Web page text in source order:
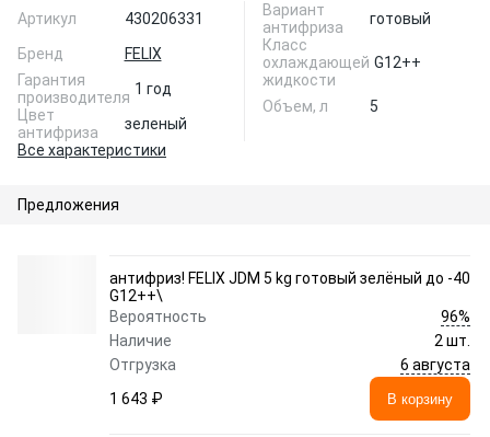
Артикул
430206331
Бренд
FELIX
Гарантия
производителя 1 год
Цвет
антифриза
зеленый
Вариант
антифриза
готовый
Класс
охлаждающей
жидкости
G12++
Объем, л 5
Все характеристики
Предложения
антифриз! FELIX JDM 5 kg готовый зелёный до -40
G12++\
Вероятность
96%
Наличие
2 шт.
Отгрузка
6 августа
1 643 ₽
В корзину